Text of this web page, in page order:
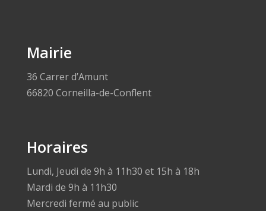
Mairie
36 Carrer d’Amunt
66820 Corneilla-de-Conflent
Horaires
Lundi, Jeudi de 9h à 11h30 et 15h à 18h
Mardi de 9h à 11h30
Mercredi fermé au public